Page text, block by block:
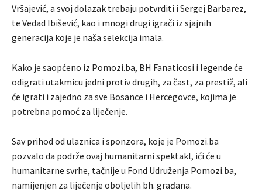
Vršajević, a svoj dolazak trebaju potvrditi i Sergej Barbarez,
te Vedad Ibišević, kao i mnogi drugi igrači iz sjajnih
generacija koje je naša selekcija imala.
Kako je saopćeno iz Pomozi.ba, BH Fanaticosi i legende će
odigrati utakmicu jedni protiv drugih, za čast, za prestiž, ali
će igrati i zajedno za sve Bosance i Hercegovce, kojima je
potrebna pomoć za liječenje.
Sav prihod od ulaznica i sponzora, koje je Pomozi.ba
pozvalo da podrže ovaj humanitarni spektakl, ići će u
humanitarne svrhe, tačnije u Fond Udruženja Pomozi.ba,
namijenjen za liječenje oboljelih bh. građana.